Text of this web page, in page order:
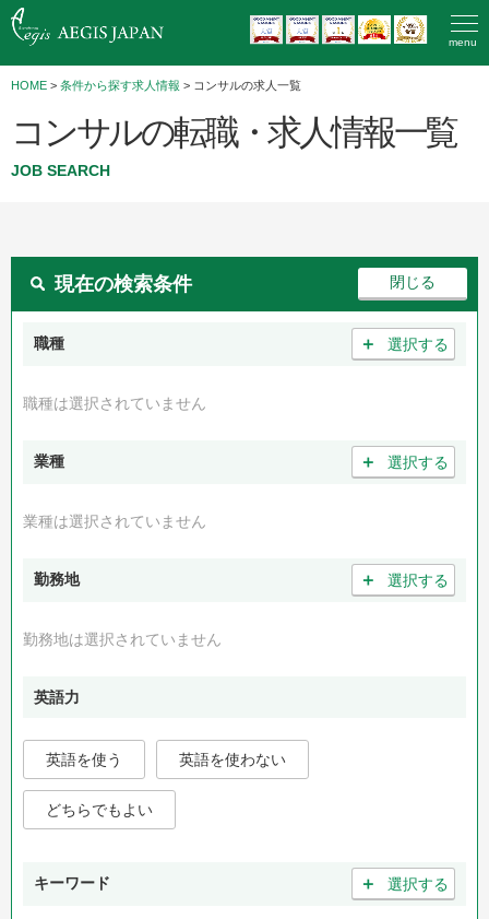
menu
HOME > 条件から探す求人情報 > コンサルの求人一覧
コンサルの転職・求人情報一覧
JOB SEARCH
現在の検索条件
職種 ＋ 選択する
職種は選択されていません
業種 ＋ 選択する
業種は選択されていません
勤務地 ＋ 選択する
勤務地は選択されていません
英語力
英語を使う 英語を使わない
どちらでもよい
キーワード ＋ 選択する